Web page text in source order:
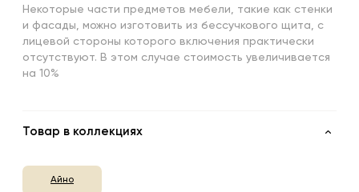
Некоторые части предметов мебели, такие как стенки
и фасады, можно изготовить из бессучкового щита, с
лицевой стороны которого включения практически
отсутствуют. В этом случае стоимость увеличивается
на 10%
Товар в коллекциях
Айно